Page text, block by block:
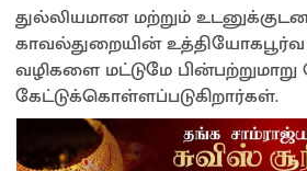
துல்லியமான மற்றும்
காவல்துறையின்
வழிகளை மட்டுமே
கேட்டுக்கொள்ளப்படுகிறார்கள்.